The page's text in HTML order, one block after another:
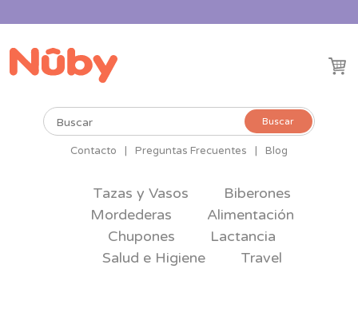
Buscar
Buscar
Contacto Preguntas Frecuentes Blog
Tazas y Vasos
Biberones
Mordederas
Alimentación
Chupones
Lactancia
Salud e Higiene
Travel